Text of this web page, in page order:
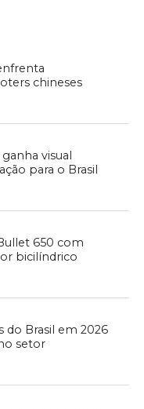
chineses
visual
para o Brasil
650 com
bicilíndrico
do Brasil em 2026
setor